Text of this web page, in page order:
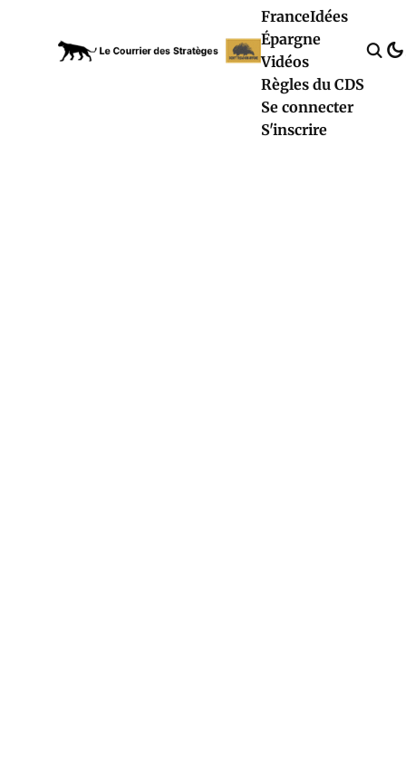
FranceIdées
Épargne
Vidéos
Règles du CDS
Se connecter
S'inscrire